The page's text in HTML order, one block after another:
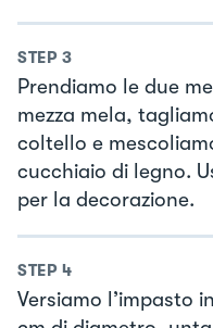
STEP 3
Prendiamo le due
mezza mela,
coltello e
cucchiaio di legno.
per la decorazione.
STEP 4
Versiamo l’impasto